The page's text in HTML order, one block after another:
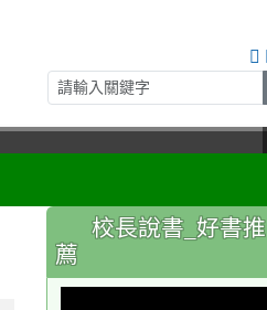
:::
校長說書_好書推
薦